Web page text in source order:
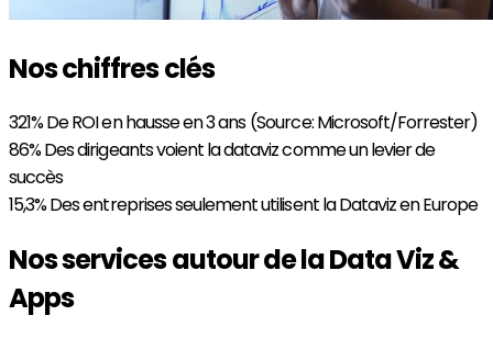
Nos chiffres clés
321%De ROI en hausse en 3 ans (Source: Microsoft/Forrester)
86%Des dirigeants voient la dataviz comme un levier de
succès
15,3%Des entreprises seulement utilisent la Dataviz en Europe
Nos services autour de la Data Viz &
Apps